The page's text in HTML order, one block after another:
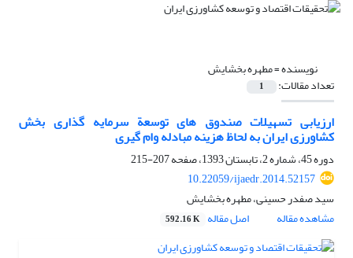
نویسنده =مطهره بخشایش
تعداد مقالات: 1
ارزیابی تسهیلات صندوق های توسعة سرمایه گذاری بخش
کشاورزی ایران به لحاظ هزینه مبادله وام گیری
دوره 45، شماره 2، تابستان 1393، صفحه
207-215
10.22059/ijaedr.2014.52157
سید صفدر حسینی، مطهره بخشایش
مشاهده مقاله
اصل مقاله 592.16 K